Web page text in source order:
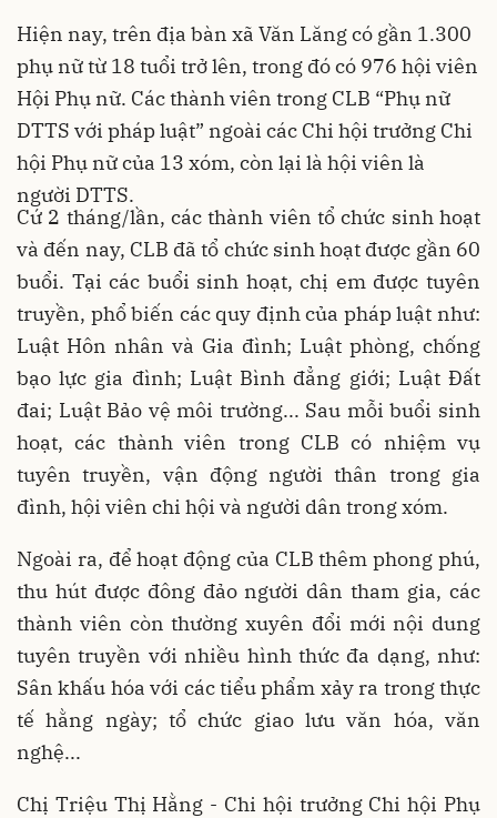
Hiện nay, trên địa bàn xã Văn Lăng có gần 1.300
phụ nữ từ 18 tuổi trở lên, trong đó có 976 hội viên
Hội Phụ nữ. Các thành viên trong CLB “Phụ nữ
DTTS với pháp luật” ngoài các Chi hội trưởng Chi
hội Phụ nữ của 13 xóm, còn lại là hội viên là
người DTTS.
Cứ 2 tháng/lần, các thành viên tổ chức sinh hoạt
và đến nay, CLB đã tổ chức sinh hoạt được gần 60
buổi. Tại các buổi sinh hoạt, chị em được tuyên
truyền, phổ biến các quy định của pháp luật như:
Luật Hôn nhân và Gia đình; Luật phòng, chống
bạo lực gia đình; Luật Bình đẳng giới; Luật Đất
đai; Luật Bảo vệ môi trường... Sau mỗi buổi sinh
hoạt, các thành viên trong CLB có nhiệm vụ
tuyên truyền, vận động người thân trong gia
đình, hội viên chi hội và người dân trong xóm.
Ngoài ra, để hoạt động của CLB thêm phong phú,
thu hút được đông đảo người dân tham gia, các
thành viên còn thường xuyên đổi mới nội dung
tuyên truyền với nhiều hình thức đa dạng, như:
Sân khấu hóa với các tiểu phẩm xảy ra trong thực
tế hằng ngày; tổ chức giao lưu văn hóa, văn
nghệ...
Chị Triệu Thị Hằng - Chi hội trưởng Chi hội Phụ